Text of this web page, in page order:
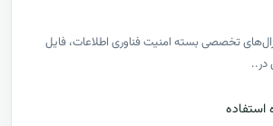
تخصصی بسته امنیت فناوری اطلاعات، فایل
در..
استفاده